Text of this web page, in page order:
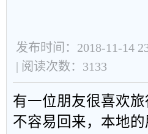
发布时间：2018-11-14
| 阅读次数：3133
有一位朋友很喜欢
不容易回来，本地